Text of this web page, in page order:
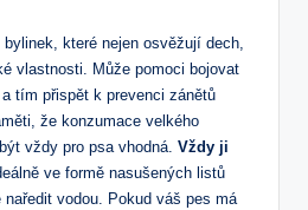
bylinek, které nejen osvěžují dech,
vlastnosti. Může pomoci bojovat
tím přispět k prevenci zánětů
že konzumace velkého
vždy pro psa vhodná. Vždy ji
ve formě nasušených listů
vodou. Pokud váš pes má